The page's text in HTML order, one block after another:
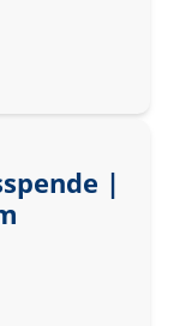
|